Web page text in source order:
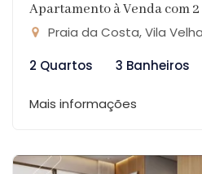
Apartamento à Venda com 2
Praia da Costa, Vila
2 Quartos
3 Banheiros
Mais informações